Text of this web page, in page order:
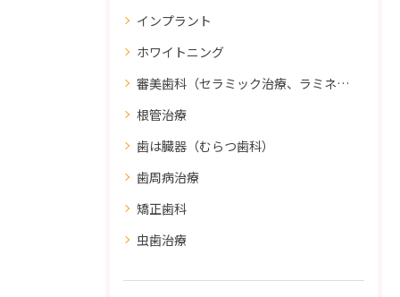
インプラント
ホワイトニング
審美歯科（セラミック治療、ラミネートべニア、ダイレクトボンディング）
根管治療
歯は臓器（むらつ歯科）
歯周病治療
矯正歯科
虫歯治療